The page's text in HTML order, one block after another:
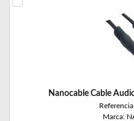
Nanocable Cable
Marca: